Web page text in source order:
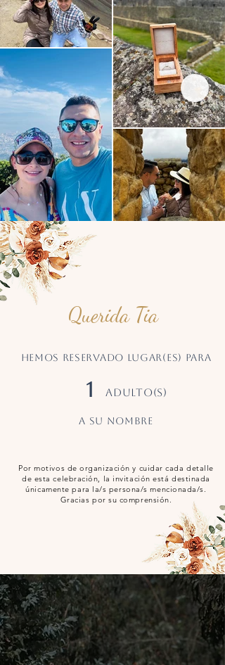
Querida Tia
Hemos reservado LUGAR(ES) PARA
1 ADULTO(S)
a su nombre
Por motivos de organización y cuidar cada detalle
de esta celebración, la invitación está destinada
únicamente para la/s persona/s mencionada/s.
Gracias por su comprensión.